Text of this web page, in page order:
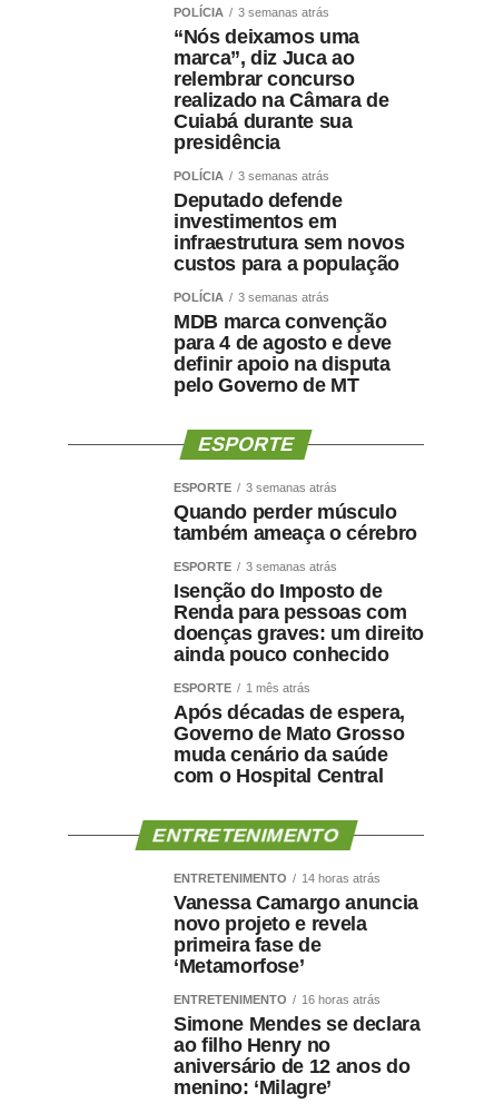
POLÍCIA 3 semanas atrás
“Nós deixamos uma
marca”, diz Juca ao
relembrar concurso
realizado na Câmara de
Cuiabá durante sua
presidência
POLÍCIA 3 semanas atrás
Deputado defende
investimentos em
infraestrutura sem novos
custos para a população
POLÍCIA 3 semanas atrás
MDB marca convenção
para 4 de agosto e deve
definir apoio na disputa
pelo Governo de MT
ESPORTE
ESPORTE 3 semanas atrás
Quando perder músculo
também ameaça o cérebro
ESPORTE 3 semanas atrás
Isenção do Imposto de
Renda para pessoas com
doenças graves: um direito
ainda pouco conhecido
ESPORTE 1 mês atrás
Após décadas de espera,
Governo de Mato Grosso
muda cenário da saúde
com o Hospital Central
ENTRETENIMENTO
ENTRETENIMENTO 14 horas atrás
Vanessa Camargo anuncia
novo projeto e revela
primeira fase de
‘Metamorfose’
ENTRETENIMENTO 16 horas atrás
Simone Mendes se declara
ao filho Henry no
aniversário de 12 anos do
menino: ‘Milagre’